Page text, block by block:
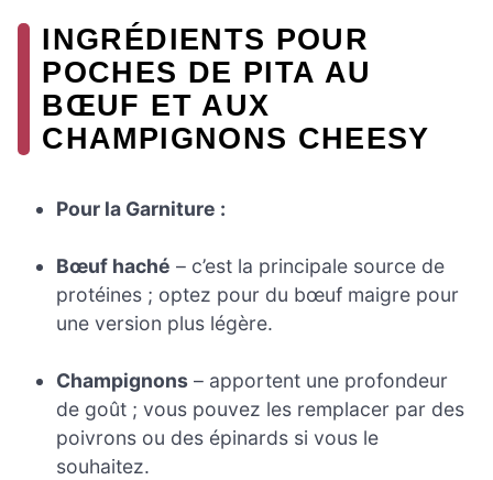
INGRÉDIENTS POUR
POCHES DE PITA AU
BŒUF ET AUX
CHAMPIGNONS CHEESY
Pour la Garniture :
Bœuf haché – c’est la principale source de
protéines ; optez pour du bœuf maigre pour
une version plus légère.
Champignons – apportent une profondeur
de goût ; vous pouvez les remplacer par des
poivrons ou des épinards si vous le
souhaitez.